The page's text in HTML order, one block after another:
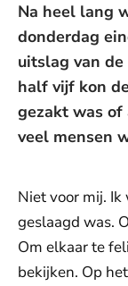
Na heel lang
donderdag
uitslag van
half vijf kon
gezakt was of
veel mensen
Niet voor mij.
geslaagd was.
Om elkaar te
bekijken. Op